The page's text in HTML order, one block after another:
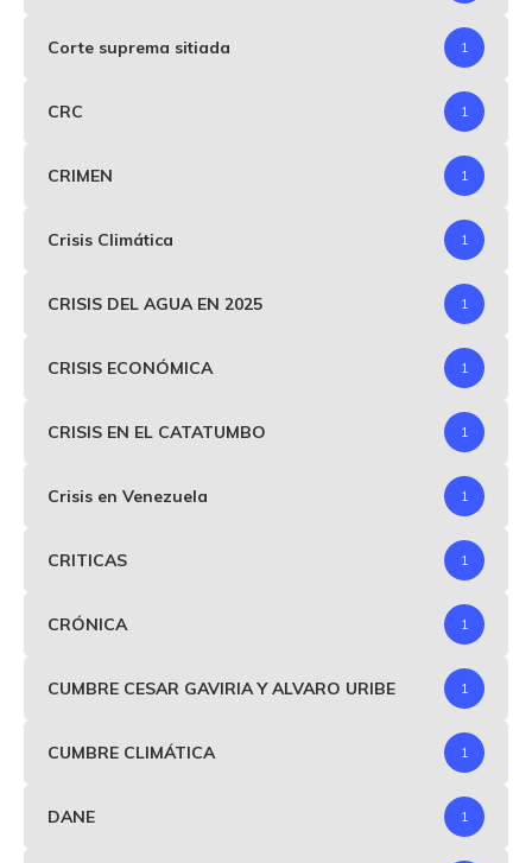
Corte suprema sitiada 1
CRC 1
CRIMEN 1
Crisis Climática 1
CRISIS DEL AGUA EN 2025 1
CRISIS ECONÓMICA 1
CRISIS EN EL CATATUMBO 1
Crisis en Venezuela 1
CRITICAS 1
CRÓNICA 1
CUMBRE CESAR GAVIRIA Y ALVARO URIBE 1
CUMBRE CLIMÁTICA 1
DANE 1